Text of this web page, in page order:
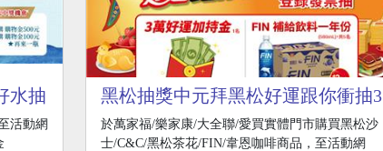
水抽
活動網
黑松抽獎中元拜黑松好運跟你衝抽3
萬元現金
於萬家福/樂家康/大全聯/愛買實體門市購買黑松沙
士/C&C/黑松茶花/FIN/韋恩咖啡商品，至活動網